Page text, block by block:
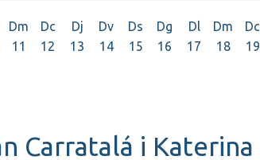
Dm
11
Dc
12
Dj
13
Dv
14
Ds
15
Dg
16
Dl
17
Dm
18
Dc
19
Carratalá i Katerina